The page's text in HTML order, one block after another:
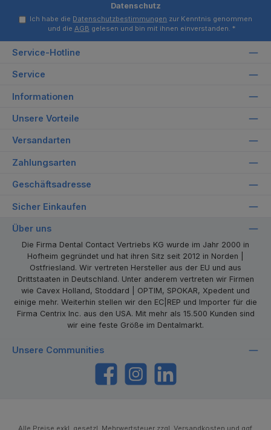
Datenschutz
Ich habe die Datenschutzbestimmungen zur Kenntnis genommen
und die AGB gelesen und bin mit ihnen einverstanden. *
Service-Hotline
Service
Informationen
Unsere Vorteile
Versandarten
Zahlungsarten
Geschäftsadresse
Sicher Einkaufen
Über uns
Die Firma Dental Contact Vertriebs KG wurde im Jahr 2000 in
Hofheim gegründet und hat ihren Sitz seit 2012 in Norden |
Ostfriesland. Wir vertreten Hersteller aus der EU und aus
Drittstaaten in Deutschland. Unter anderem vertreten wir Firmen
wie Cavex Holland, Stoddard | OPTIM, SPOKAR, Xpedent und
einige mehr. Weiterhin stellen wir den EC|REP und Importer für die
Firma Centrix Inc. aus den USA. Mit mehr als 15.500 Kunden sind
wir eine feste Größe im Dentalmarkt.
Unsere Communities
https://www.facebook.com/dentalcontact
Instagram
Alle Preise exkl. gesetzl. Mehrwertsteuer zzgl. Versandkosten und ggf.